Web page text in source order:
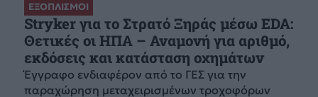
ΕΞΟΠΛΙΣΜΟΙ
Stryker για το Στρατό Ξηράς μέσω EDA:
Θετικές οι ΗΠΑ – Αναμονή για αριθμό,
εκδόσεις και κατάσταση οχημάτων
Έγγραφο ενδιαφέρον από το ΓΕΣ για την
παραχώρηση μεταχειρισμένων τροχοφόρων